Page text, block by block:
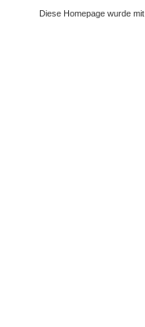
Diese Homepage wurde mit